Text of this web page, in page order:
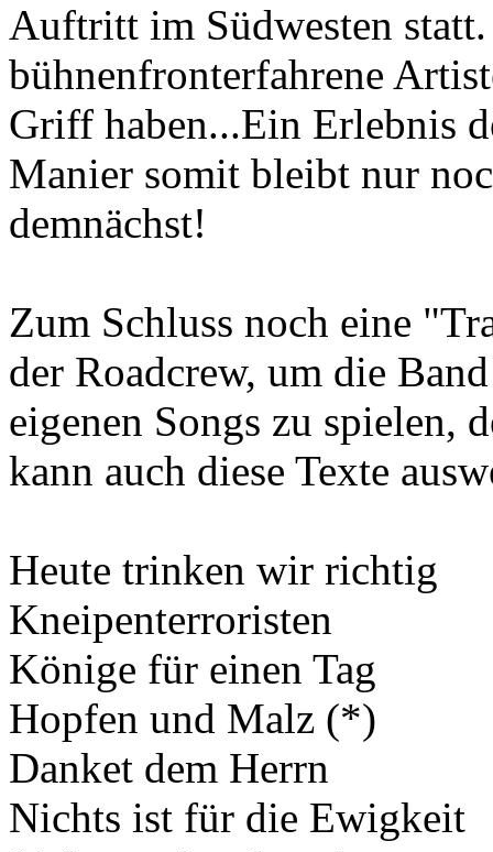
Auftritt im Südwesten
bühnenfronterfahrene
Griff haben...Ein Erlebnis
Manier somit bleibt nur
demnächst!
Zum Schluss noch eine
der Roadcrew, um die
eigenen Songs zu spielen,
kann auch diese Texte
Heute trinken wir richtig
Kneipenterroristen
Könige für einen Tag
Hopfen und Malz (*)
Danket dem Herrn
Nichts ist für die Ewigkeit